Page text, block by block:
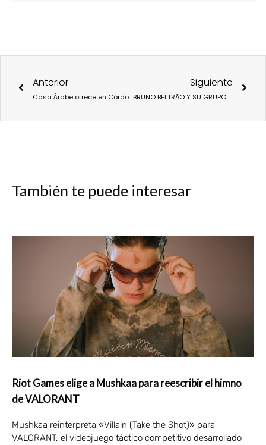
Anterior
Casa Árabe ofrece en Córdoba “La luz que fuimos”, conmemorando los mil años de El Collar de la Paloma
Siguiente
BRUNO BELTRÃO Y SU GRUPO DE RUA ESTRENAN «NEW CREATION»
También te puede interesar
Riot Games elige a Mushkaa para reescribir el himno
de VALORANT
Mushkaa reinterpreta «Villain (Take the Shot)» para
VALORANT, el videojuego táctico competitivo desarrollado